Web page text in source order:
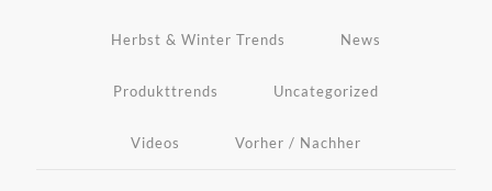
Herbst & Winter Trends News
Produkttrends Uncategorized
Videos Vorher / Nachher